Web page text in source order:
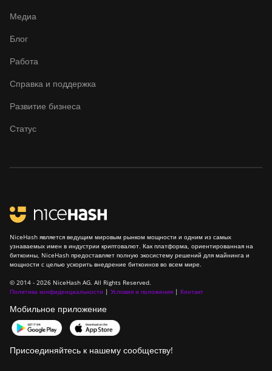
Медиа
Блог
Работа
Справка и поддержка
Развитие бизнеса
Статус
NiceHash является ведущим мировым рынком мощности и одним из самых
узнаваемых имен в индустрии криптовалют. Как платформа, ориентированная на
биткоины, NiceHash предоставляет полную экосистему решений для майнинга и
мощности с целью ускорить внедрение биткоинов во всем мире.
© 2014 - 2026 NiceHash AG. All Rights Reserved.
Политика конфиденциальности | Условия и положения | Контакт
Мобильное приложение
Присоединяйтесь к нашему сообществу!